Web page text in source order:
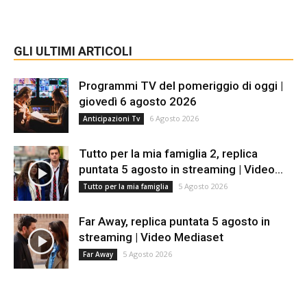
GLI ULTIMI ARTICOLI
Programmi TV del pomeriggio di oggi |
giovedì 6 agosto 2026
Anticipazioni Tv 6 Agosto 2026
Tutto per la mia famiglia 2, replica
puntata 5 agosto in streaming | Video...
Tutto per la mia famiglia 5 Agosto 2026
Far Away, replica puntata 5 agosto in
streaming | Video Mediaset
Far Away 5 Agosto 2026